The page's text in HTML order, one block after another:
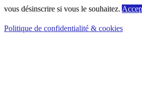
vous désinscrire si vous le souhaitez.
Politique de confidentialité & cookies